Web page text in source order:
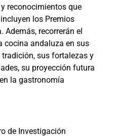
reconocimientos que
los Premios
Además, recorrerán el
cocina andaluza en sus
sus fortalezas y
su proyección futura
la gastronomía
de Investigación